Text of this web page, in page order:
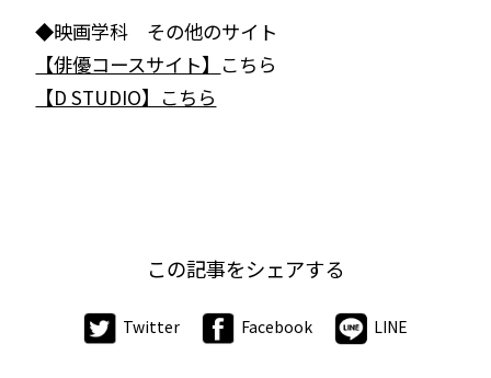
◆映画学科 その他のサイト
【俳優コースサイト】 こちら
【D STUDIO】こちら
この記事をシェアする
Twitter Facebook LINE